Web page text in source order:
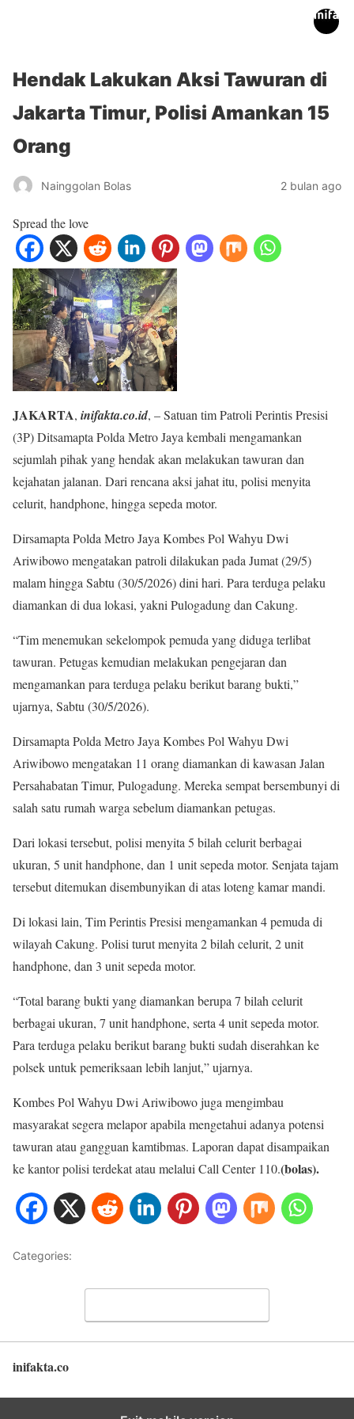
Hendak Lakukan Aksi Tawuran di
Jakarta Timur, Polisi Amankan 15
Orang
Nainggolan Bolas 2 bulan ago
Spread the love
JAKARTA, inifakta.co.id, – Satuan tim Patroli Perintis Presisi
(3P) Ditsamapta Polda Metro Jaya kembali mengamankan
sejumlah pihak yang hendak akan melakukan tawuran dan
kejahatan jalanan. Dari rencana aksi jahat itu, polisi menyita
celurit, handphone, hingga sepeda motor.
Dirsamapta Polda Metro Jaya Kombes Pol Wahyu Dwi
Ariwibowo mengatakan patroli dilakukan pada Jumat (29/5)
malam hingga Sabtu (30/5/2026) dini hari. Para terduga pelaku
diamankan di dua lokasi, yakni Pulogadung dan Cakung.
“Tim menemukan sekelompok pemuda yang diduga terlibat
tawuran. Petugas kemudian melakukan pengejaran dan
mengamankan para terduga pelaku berikut barang bukti,”
ujarnya, Sabtu (30/5/2026).
Dirsamapta Polda Metro Jaya Kombes Pol Wahyu Dwi
Ariwibowo mengatakan 11 orang diamankan di kawasan Jalan
Persahabatan Timur, Pulogadung. Mereka sempat bersembunyi di
salah satu rumah warga sebelum diamankan petugas.
Dari lokasi tersebut, polisi menyita 5 bilah celurit berbagai
ukuran, 5 unit handphone, dan 1 unit sepeda motor. Senjata tajam
tersebut ditemukan disembunyikan di atas loteng kamar mandi.
Di lokasi lain, Tim Perintis Presisi mengamankan 4 pemuda di
wilayah Cakung. Polisi turut menyita 2 bilah celurit, 2 unit
handphone, dan 3 unit sepeda motor.
“Total barang bukti yang diamankan berupa 7 bilah celurit
berbagai ukuran, 7 unit handphone, serta 4 unit sepeda motor.
Para terduga pelaku berikut barang bukti sudah diserahkan ke
polsek untuk pemeriksaan lebih lanjut,” ujarnya.
Kombes Pol Wahyu Dwi Ariwibowo juga mengimbau
masyarakat segera melapor apabila mengetahui adanya potensi
tawuran atau gangguan kamtibmas. Laporan dapat disampaikan
ke kantor polisi terdekat atau melalui Call Center 110.(bolas).
Categories:
inifakta.co